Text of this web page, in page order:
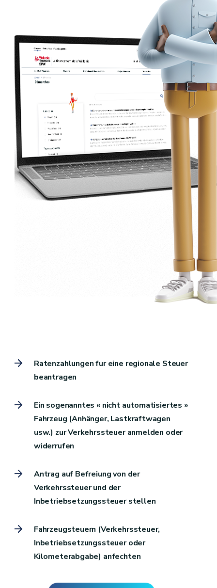
Ratenzahlungen fur eine regionale Steuer
beantragen
Ein sogenanntes « nicht automatisiertes »
Fahrzeug (Anhänger, Lastkraftwagen
usw.) zur Verkehrssteuer anmelden oder
widerrufen
Antrag auf Befreiung von der
Verkehrssteuer und der
Inbetriebsetzungssteuer stellen
Fahrzeugsteuern (Verkehrssteuer,
Inbetriebsetzungssteuer oder
Kilometerabgabe) anfechten